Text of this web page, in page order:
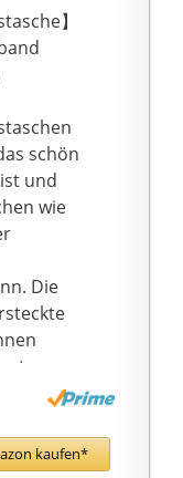
der
zu
Sie
sorgen
】
schön
und
wie
Die
Size】
passt
kaufen*